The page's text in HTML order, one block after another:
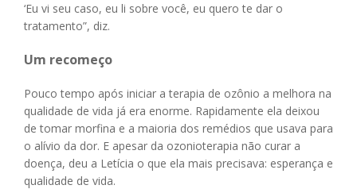
‘Eu vi seu caso, eu li sobre você, eu quero te dar o
tratamento”, diz.
Um recomeço
Pouco tempo após iniciar a terapia de ozônio a melhora na
qualidade de vida já era enorme. Rapidamente ela deixou
de tomar morfina e a maioria dos remédios que usava para
o alívio da dor. E apesar da ozonioterapia não curar a
doença, deu a Letícia o que ela mais precisava: esperança e
qualidade de vida.